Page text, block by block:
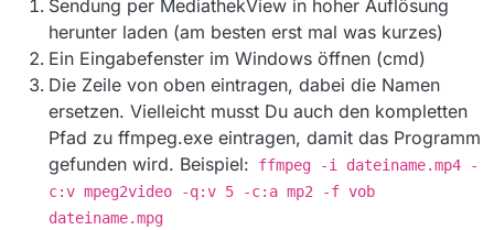
Sendung per MediathekView in hoher Auflösung
herunter laden (am besten erst mal was kurzes)
Ein Eingabefenster im Windows öffnen (cmd)
Die Zeile von oben eintragen, dabei die Namen
ersetzen. Vielleicht musst Du auch den kompletten
Pfad zu ffmpeg.exe eintragen, damit das Programm
gefunden wird. Beispiel: ffmpeg -i dateiname.mp4 -
c:v mpeg2video -q:v 5 -c:a mp2 -f vob
dateiname.mpg